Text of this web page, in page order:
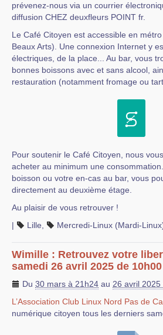
prévenez-nous via un courrier
diffusion CHEZ deuxfleurs POINT fr.
Le Café Citoyen est accessible en
Beaux Arts). Une connexion Internet y
électriques, de la place... Au bar, vous
bonnes boissons avec et sans alcool,
restauration (notamment fromage ou
Pour soutenir le Café Citoyen, nous
acheter au minimum une
boisson ou votre en-cas au bar, vous
directement au deuxième étage.
Au plaisir de vous retrouver !
|
Lille Mercredi-Linux (Mardi-
Wimille : Retrouvez votre
samedi 26 avril 2025 de
Du 30 mars à 21h24 au 26 avril
L’Association Club Linux Nord Pas de
numérique citoyen tous les derniers